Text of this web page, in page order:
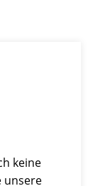
keine
unsere